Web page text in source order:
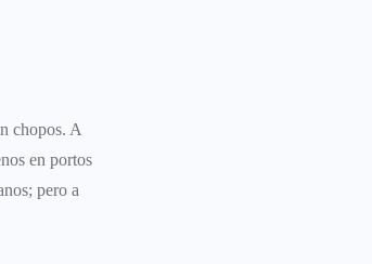
chopos. A
en portos
pero a